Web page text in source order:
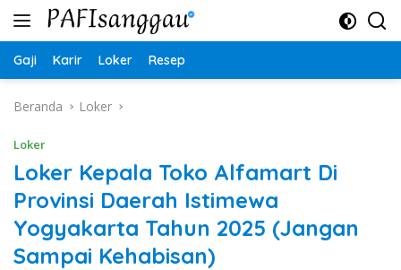
Langsung
Gaji Karir Loker Resep
Beranda Loker
Loker
Loker Kepala Toko Alfamart Di
Provinsi Daerah Istimewa
Yogyakarta Tahun 2025 (Jangan
Sampai Kehabisan)